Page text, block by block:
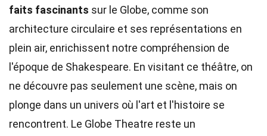
faits fascinants sur le Globe, comme son
architecture circulaire et ses représentations en
plein air, enrichissent notre compréhension de
l'époque de Shakespeare. En visitant ce théâtre, on
ne découvre pas seulement une scène, mais on
plonge dans un univers où l'art et l'histoire se
rencontrent. Le Globe Theatre reste un